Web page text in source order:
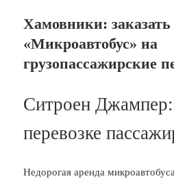
Хамовники: заказать
«Микроавтобус» на
грузопассажирские
Ситроен Джампер:
перевозке
Недорогая аренда